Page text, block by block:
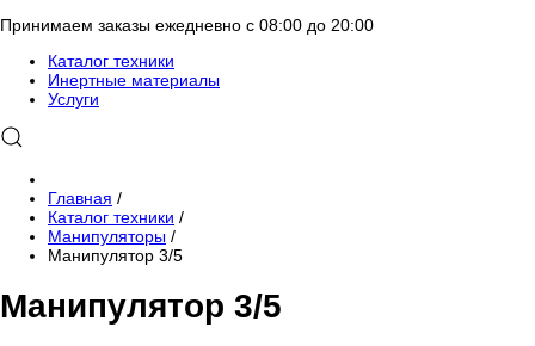
Принимаем заказы ежедневно с 08:00 до 20:00
Каталог техники
Инертные материалы
Услуги
Главная /
Каталог техники /
Манипуляторы /
Манипулятор 3/5
Манипулятор 3/5